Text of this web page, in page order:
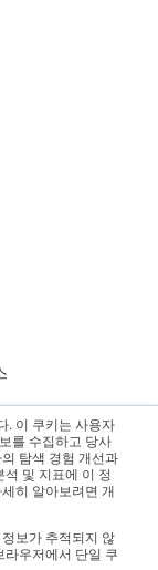
. 이 쿠키는 사용자
를 수집하고 당사
탐색 경험 개선과
및 지표에 이 정
히 알아보려면 개
보가 추적되지 않
우저에서 단일 쿠
. 홍
All rights